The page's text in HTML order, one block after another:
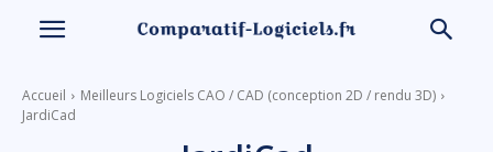
Accueil
Meilleurs Logiciels CAO / CAD (conception 2D / rendu 3D)
JardiCad